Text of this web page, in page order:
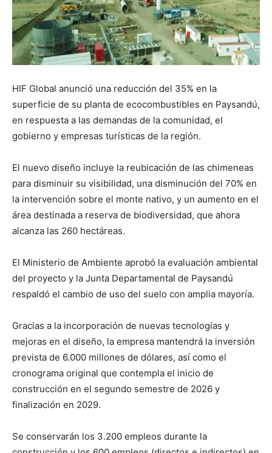
HIF Global anunció una reducción del 35% en la
superficie de su planta de ecocombustibles en Paysandú,
en respuesta a las demandas de la comunidad, el
gobierno y empresas turísticas de la región.
El nuevo diseño incluye la reubicación de las chimeneas
para disminuir su visibilidad, una disminución del 70% en
la intervención sobre el monte nativo, y un aumento en el
área destinada a reserva de biodiversidad, que ahora
alcanza las 260 hectáreas.
El Ministerio de Ambiente aprobó la evaluación ambiental
del proyecto y la Junta Departamental de Paysandú
respaldó el cambio de uso del suelo con amplia mayoría.
Gracias a la incorporación de nuevas tecnologías y
mejoras en el diseño, la empresa mantendrá la inversión
prevista de 6.000 millones de dólares, así como el
cronograma original que contempla el inicio de
construcción en el segundo semestre de 2026 y
finalización en 2029.
Se conservarán los 3.200 empleos durante la